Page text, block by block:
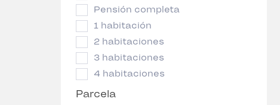
Pensión completa
1 habitación
2 habitaciones
3 habitaciones
4 habitaciones
Parcela